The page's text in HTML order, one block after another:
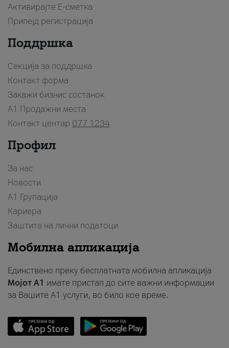
Активирајте Е-сметка
Припејд регистрација
Поддршка
Секција за поддршка
Контакт форма
Закажи бизнис состанок
A1 Продажни места
Контакт центар 077 1234
Профил
За нас
Новости
А1 Групација
Кариера
Заштита на лични податоци
Мобилна апликација
Единствено преку бесплатната мобилна апликација
Мојот A1 имате пристап до сите важни информации
за Вашите A1 услуги, во било кое време.